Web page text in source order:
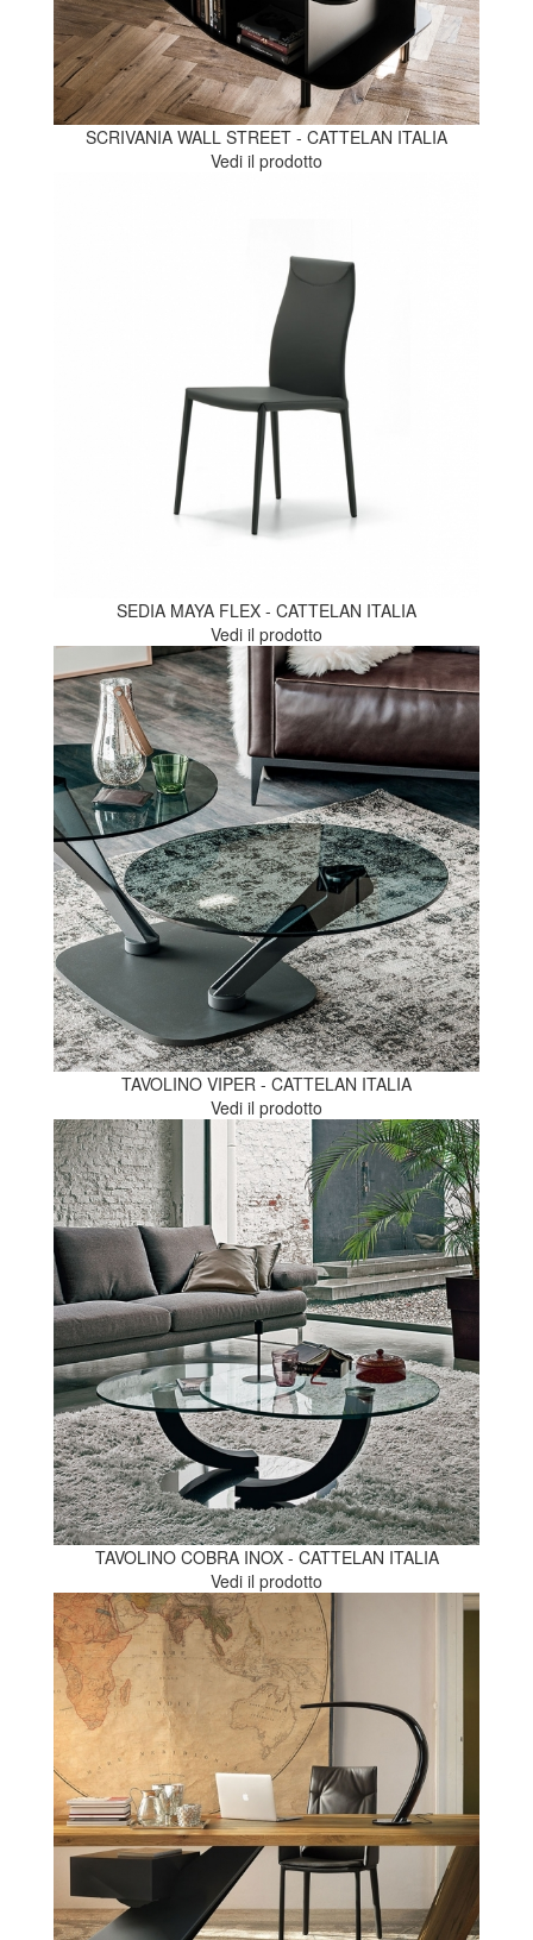
SCRIVANIA WALL STREET - CATTELAN ITALIA
Vedi il prodotto
SEDIA MAYA FLEX - CATTELAN ITALIA
Vedi il prodotto
TAVOLINO VIPER - CATTELAN ITALIA
Vedi il prodotto
TAVOLINO COBRA INOX - CATTELAN ITALIA
Vedi il prodotto